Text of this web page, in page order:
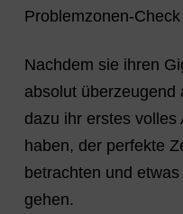
Problemzonen-Check
Nachdem sie ihren
absolut überzeugend
dazu ihr erstes volles
haben, der perfekte
betrachten und
gehen.